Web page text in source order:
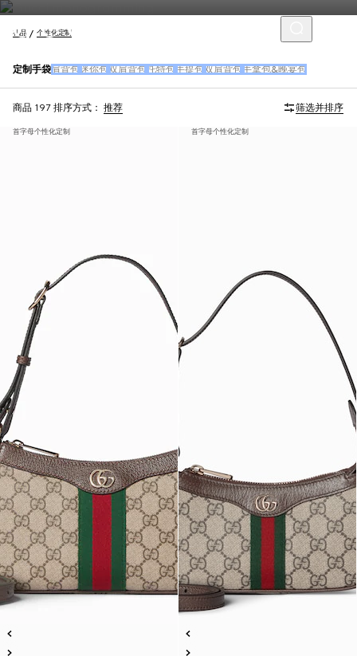
礼品 个性化定制
定制手袋 肩背包 迷你包 双肩背包 托特包 手提包 双肩背包 手拿包&晚宴包
商品 197 排序方式： 推荐 筛选并排序
首字母个性化定制 首字母个性化定制